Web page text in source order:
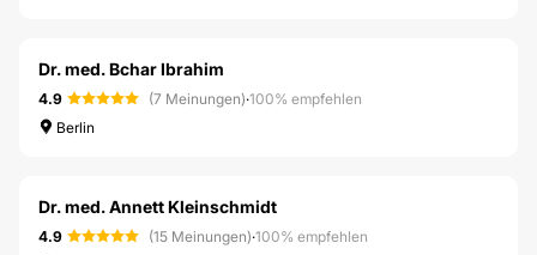
Dr. med. Bchar Ibrahim
4.9 (7 Meinungen)·100% empfehlen
Berlin
Dr. med. Annett Kleinschmidt
4.9 (15 Meinungen)·100% empfehlen